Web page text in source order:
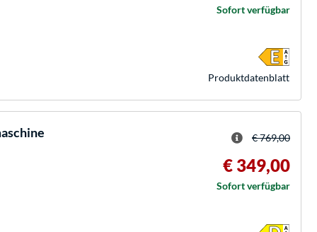
Sofort verfügbar
Produkt­datenblatt
€ 769,00
€ 349,00
Sofort verfügbar